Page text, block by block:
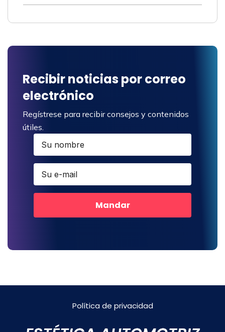
Recibir noticias por correo
electrónico
Regístrese para recibir consejos y contenidos
útiles.
Mandar
Política de privacidad